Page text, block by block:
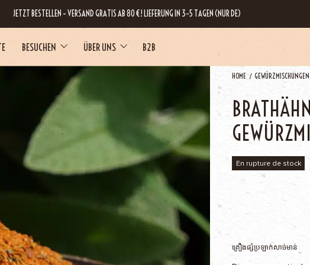
JETZT BESTELLEN – VERSAND GRATIS AB 80 €! LIEFERUNG IN 3–5 TAGEN (NUR DE)
BESUCHEN ÜBER UNS B2B
HOME GEWÜRZMISCHUNGEN
គ្រឿងផ្សំប្រឡាក់សាច់មាន់
En rupture de stock